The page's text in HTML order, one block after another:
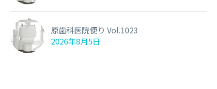
原歯科医院便り Vol.1023
2026年8月5日